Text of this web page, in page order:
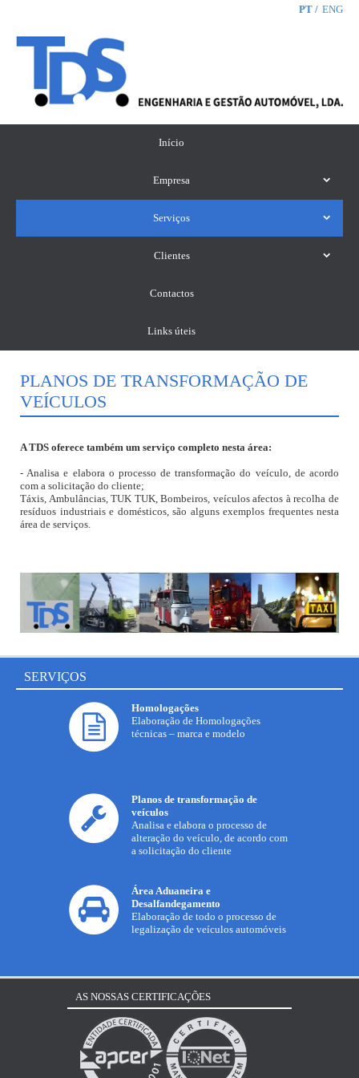
PT ENG
Início
Empresa
Serviços
Clientes
Contactos
Links úteis
PLANOS DE TRANSFORMAÇÃO DE
VEÍCULOS
A TDS oferece também um serviço completo nesta área:
- Analisa e elabora o processo de transformação do veículo, de acordo
com a solicitação do cliente;
Táxis, Ambulâncias, TUK TUK, Bombeiros, veículos afectos à recolha de
resíduos industriais e domésticos, são alguns exemplos frequentes nesta
área de serviços.
SERVIÇOS
Homologações
Elaboração de Homologações
técnicas – marca e modelo
Planos de transformação de
veículos
Analisa e elabora o processo de
alteração do veículo, de acordo com
a solicitação do cliente
Área Aduaneira e
Desalfandegamento
Elaboração de todo o processo de
legalização de veículos automóveis
AS NOSSAS CERTIFICAÇÕES